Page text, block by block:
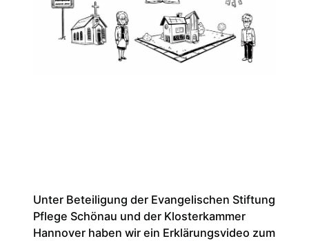
Unter Beteiligung der Evangelischen Stiftung
Pflege Schönau und der Klosterkammer
Hannover haben wir ein Erklärungsvideo zum